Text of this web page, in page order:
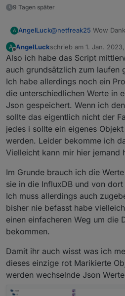
"operateType":
    "id": 66,
  },
  "version": "1.0"
Zum Sniffen einfach
Die id in params steht
and error / traffic
Es gibt zudem noch
/app/UserID/
Wen es fasziniert:
Android App
neuen Pfade zu
(leider mit
PiHole/MQTT Server -
das sich die App mit
(hier hat man den
gesehen -> mqtt
muss nur vorher die
Charles Proxy - um
können (generell
id 81 = 12V DC
id 34 = USB
Für xboost:
"params": {
"xboost": 1,
}
wiedermal 1 oder 0
Wechselstrom
"slowChgPower":
"id": 69
}
Entlade/Ladezustand:
"params": {
"maxChgSoc": 100,
"id": 49
"params": {
"id": 51,
"minDsgSoc": 30
}
Generator:
"params": {
"closeOilSoc": 80,
"id": 53
}
"params": {
"openOilSoc": 27,
"id": 52
Autoeingang:
"params": {
"currMa": 8000,
"id": 71
}
"params": {
"id": 33,
"standByMode": 30
Wechselstrom
"params": {
"standByMins": 1440,
"id": 153
AC immer
"params": {
}"lcdTime": 300,
"id": 39
}
9 Tagen später
A AngelLuck@netfreak25 Wow
Zeit zum Testen, werde
Tage mal ansehen. Bin
A
Offline
AngelLuckschrieb am 1. Jan.
zuletzt editiert von
Also ich habe das Script
auch grundsätzlich zum laufen
Ich habe allerdings noch ein
die unterschiedlichen Werte in
Json gespeichert. Wenn ich
sollte das eigentlich nicht der
jedes i sollte ein eigenes
werden. Leider bekomme ich
Vielleicht kann mir hier jemand
Im Grunde brauch ich die
sie in die InfluxDB und von
Ich muss allerdings auch
bisher nie befasst habe
einen einfacheren Weg um die
bekommen.
Damit ihr auch wisst was ich
dieses einzige rot Marikierte
werden wechselnde Json